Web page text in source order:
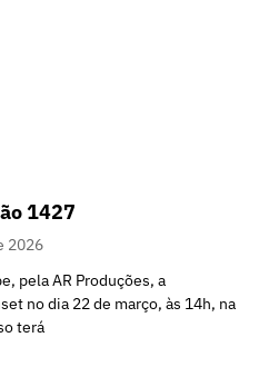
1427
2026
pela AR Produções, a
no dia 22 de março, às 14h, na
terá